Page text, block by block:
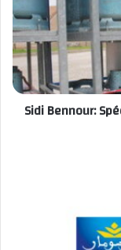
Sidi Bennour: